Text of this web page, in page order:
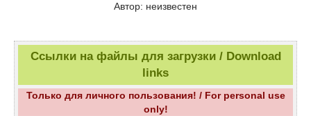
Автор: неизвестен
Ссылки на файлы для загрузки / Download
links
Только для личного пользования! / For personal use
only!